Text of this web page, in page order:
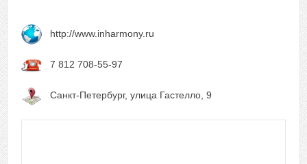
http://www.inharmony.ru
7 812 708-55-97
Санкт-Петербург, улица Гастелло, 9